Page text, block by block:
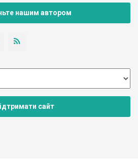
нашим автором
сайт